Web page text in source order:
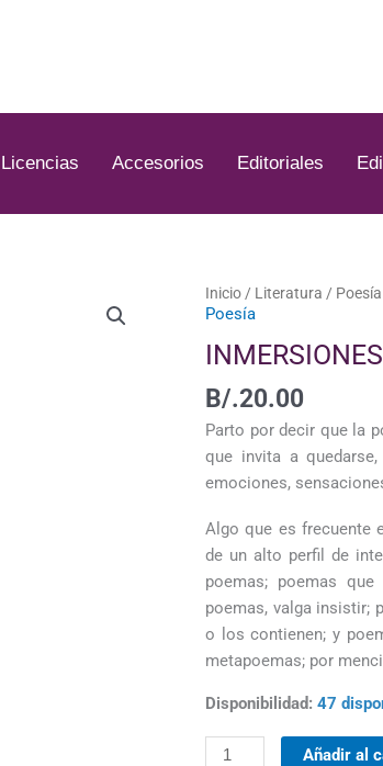
Licencias Accesorios Editoriales
Inicio / Literatura / Poesía
Poesía
B/.20.00
Parto por decir que la
que invita a
emociones,
Algo que es frecuente
de un alto perfil de
poemas; poemas
poemas, valga insistir;
o los contienen; y
metapoemas; por
Disponibilidad: 47
INMERSIONES
(1978-
2017)
cantidad
Añadir al